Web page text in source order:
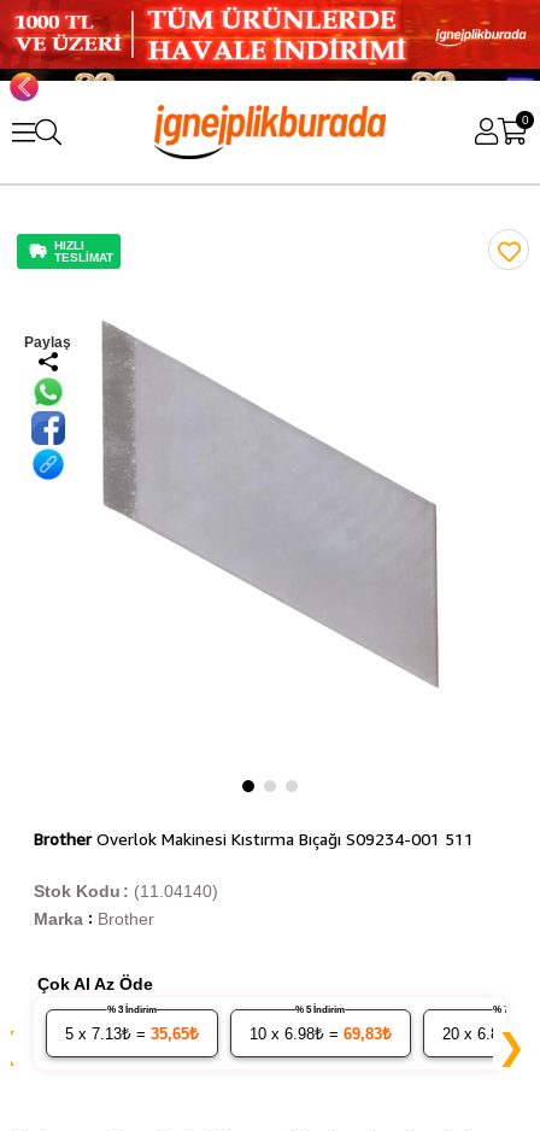
0
HIZLI
TESLİMAT
Paylaş
BrotherOverlok Makinesi Kıstırma Bıçağı S09234-001 511
(11.04140)
Stok Kodu
Marka : Brother
Çok Al Az Öde
5x 7.13₺ = 35,65₺
% 3 İndirim
10x 6.98₺ = 69,83₺
% 5 İndirim
20x 6.84₺ =
❯